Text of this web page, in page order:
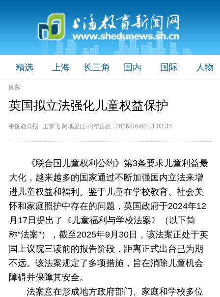
精选 上海 长三角 国内 国际 人物
国际
英国拟立法强化儿童权益保护
中国教育报 王梦飞 阿地里江·阿布里孜 2026-06-03 11:03:35
《联合国儿童权利公约》第3条要求儿童利益最
大化，越来越多的国家通过不断加强国内立法来增
进儿童权益和福利。鉴于儿童在学校教育、社会关
怀和家庭照护中存在的问题，英国政府于2024年12
月17日提出了《儿童福利与学校法案》（以下简
称“法案”），截至2025年9月30日，该法案正处于英
国上议院三读前的报告阶段，距离正式出台已为期
不远。该法案规定了多项措施，旨在消除儿童机会
障碍并保障其安全。
法案意在形成地方政府部门、家庭和学校多位